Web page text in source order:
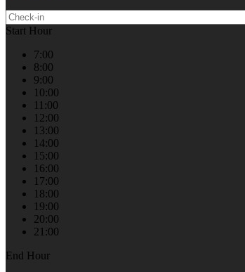
Start Hour
7:00
8:00
9:00
10:00
11:00
12:00
13:00
14:00
15:00
16:00
17:00
18:00
19:00
20:00
21:00
End Hour